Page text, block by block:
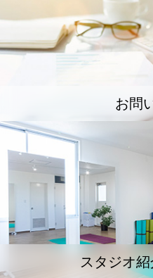
お問
スタジオ